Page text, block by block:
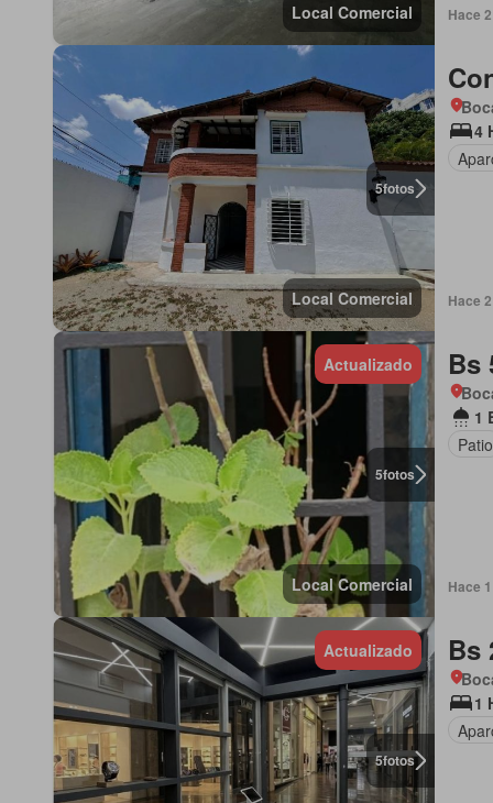
Local Comercial Hace
5fotos
Local Comercial
4
Hace
5fotos
Actualizado
Local Comercial
Bs
1
Patio
Hace
5fotos
Actualizado Bs
1